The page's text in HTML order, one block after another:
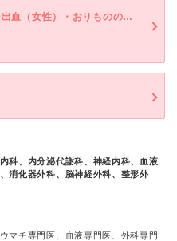
下腹部の痛み（女性）・不性器出血（女性）・おりものの異常（女性）
科、内分泌代謝科、神経内科、血液
消化器外科、脳神経外科、整形外
マチ専門医、血液専門医、外科専門